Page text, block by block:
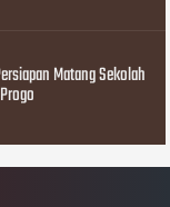
Matang Sekolah